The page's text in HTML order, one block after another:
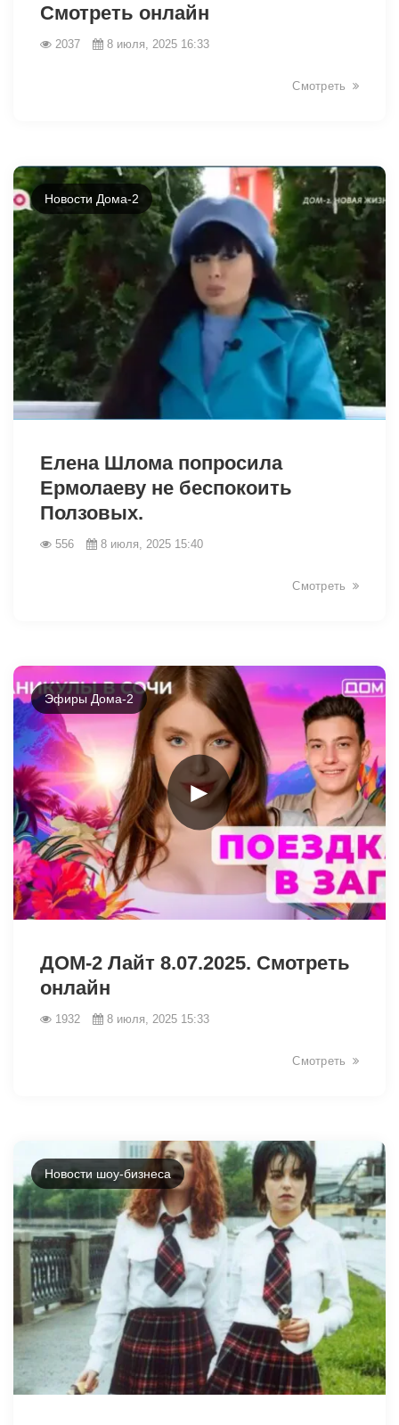
Смотреть онлайн
2037 8 июля, 2025 16:33
Смотреть
Новости Дома-2
Елена Шлома попросила
Ермолаеву не беспокоить
Ползовых.
556 8 июля, 2025 15:40
Смотреть
►
Эфиры Дома-2
ДОМ-2 Лайт 8.07.2025. Смотреть
онлайн
1932 8 июля, 2025 15:33
Смотреть
Новости шоу-бизнеса